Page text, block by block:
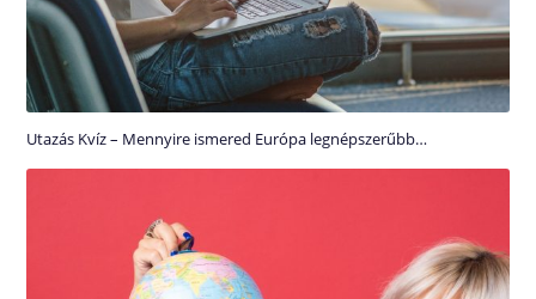
Utazás Kvíz – Mennyire ismered Európa legnépszerűbb…